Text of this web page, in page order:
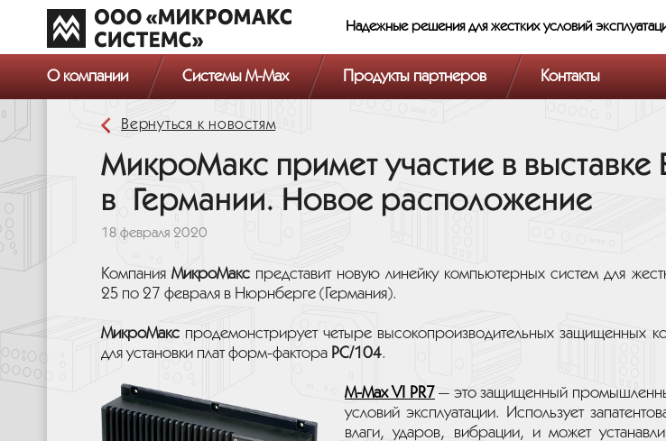
Надежные решения для жестких условий
О компании Системы M-Max Продукты партнеров Контакты
Вернуться к новостям
МикроМакс примет участие в
в Германии. Новое расположение
18 февраля 2020
КомпанияМикроМакс представит новую линейку компьютерных систем для
25 по 27 февраля в Нюрнберге (Германия).
МикроМакс продемонстрирует четыре высокопроизводительных защищенных
для установки плат форм-фактора PC/104.
M-Max VI PR7 — это защищенный
условий эксплуатации. Использует
влаги, ударов, вибрации, и может